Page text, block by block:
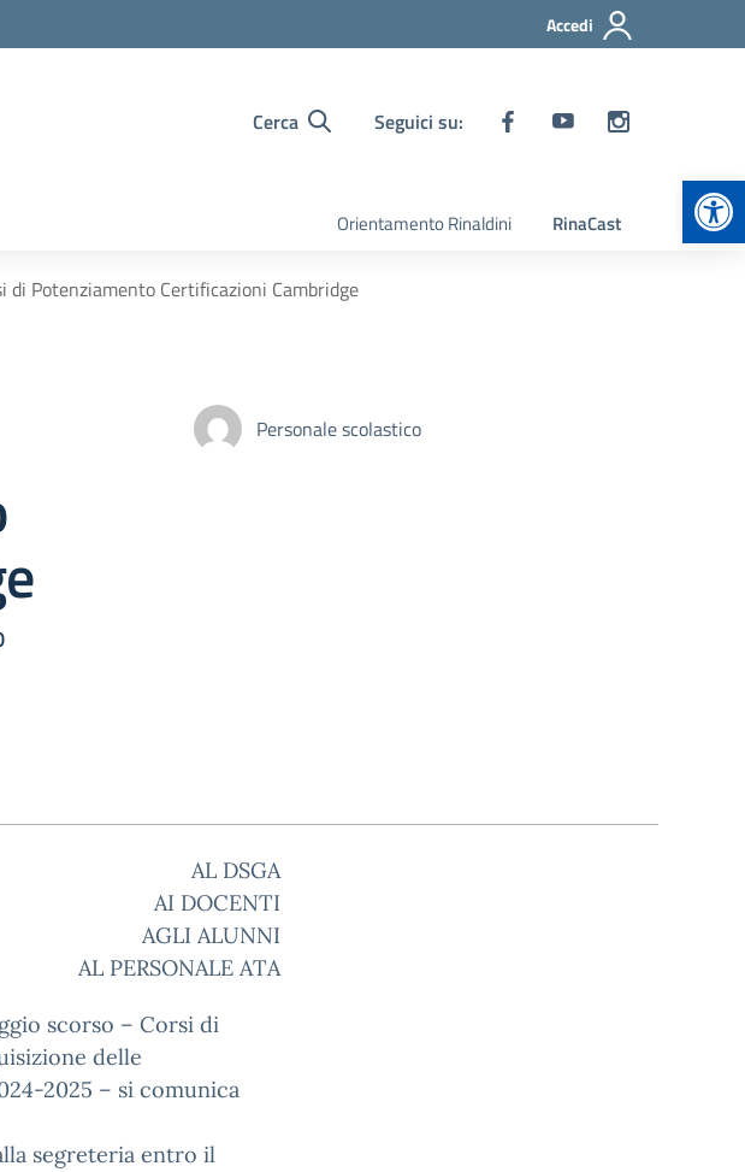
Accedi
Cerca Seguici su:
Orientamento Rinaldini RinaCast
di Potenziamento Certificazioni Cambridge
Personale scolastico
AL DSGA
AI DOCENTI
AGLI ALUNNI
AL PERSONALE ATA
scorso – Corsi di
delle
2025 – si comunica
segreteria entro il